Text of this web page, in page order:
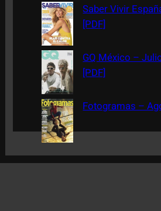
Saber Vivir
[PDF]
GQ México –
[PDF]
Fotogramas –